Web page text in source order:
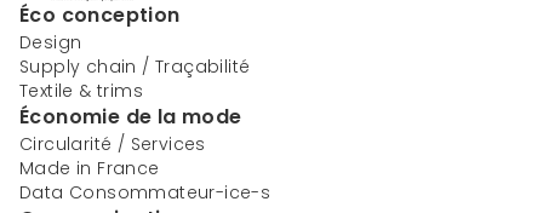
Éco conception
Design
Supply chain / Traçabilité
Textile & trims
Économie de la mode
Circularité / Services
Made in France
Data Consommateur-ice-s